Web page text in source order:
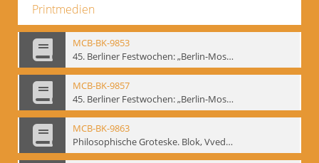
Printmedien
MCB-BK-9853
45. Berliner Festwochen: „Berlin-Moskau. Moskau-Berlin 1900-1950“, Berlin 1995 - interne Signatur: BM-prt-59-1
MCB-BK-9857
45. Berliner Festwochen: „Berlin-Moskau. Moskau-Berlin 1900-1950“, Berlin 1995 - interne Signatur: BM-prt-59-5
MCB-BK-9863
Philosophische Groteske. Blok, Vvedenskij und Meyerhold im bat Studiotheater - interne Signatur: BM-prt-60